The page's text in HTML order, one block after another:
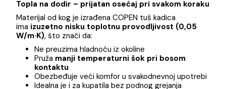
Prilagođavanje oko stubova i uglova
Rešenje za pomjerene odvode
Bez kompromisa u dizajnu kupatila
Fleksibilna ugradnja i lako održavanje
Moguća ugradnjau ravni sa pločicama
nivoa poda
Brza i jednostavna montaža bez komplikovanih
građevinskih radova